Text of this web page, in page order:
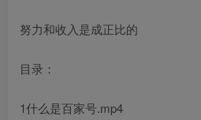
努力和收入是成正比的
目录：
1什么是百家号.mp4